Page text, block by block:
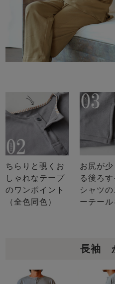
ちらりと覗くお
しゃれなテープ
のワンポイント
（全色同色）
お尻が
る後ろす
シャツの
ーテール
長袖